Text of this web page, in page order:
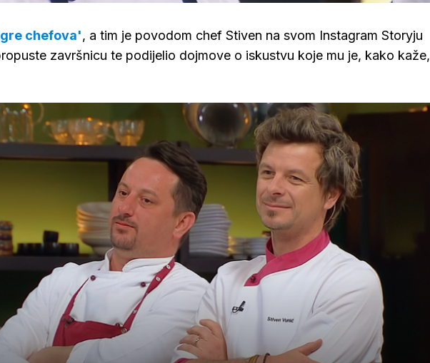
chefova', a tim je povodom chef Stiven na svom Instagram Storyju
završnicu te podijelio dojmove o iskustvu koje mu je, kako kaže,